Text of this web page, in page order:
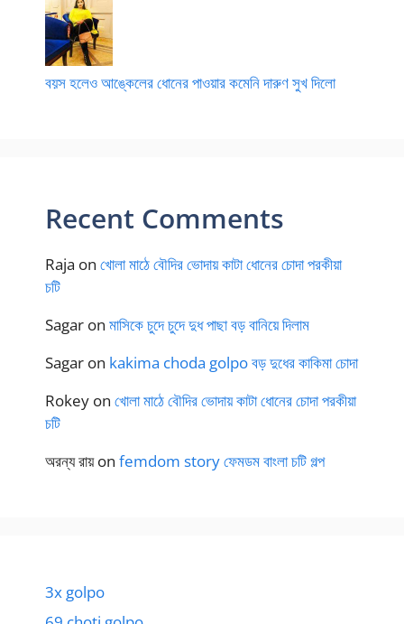
বয়স হলেও আঙ্কেলের ধোনের পাওয়ার কমেনি দারুণ সুখ দিলো
Recent Comments
Raja on খোলা মাঠে বৌদির ভোদায় কাটা ধোনের চোদা পরকীয়া
চটি
Sagar on মাসিকে চুদে চুদে দুধ পাছা বড় বানিয়ে দিলাম
Sagar on kakima choda golpo বড় দুধের কাকিমা চোদা
Rokey on খোলা মাঠে বৌদির ভোদায় কাটা ধোনের চোদা পরকীয়া
চটি
অরন্য রায়on femdom story ফেমডম বাংলা চটি গল্প
3x golpo